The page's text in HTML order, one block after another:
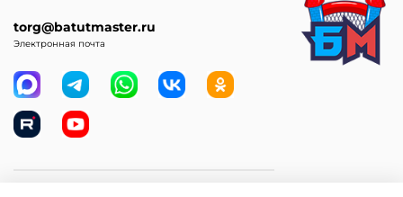
torg@batutmaster.ru
Электронная почта